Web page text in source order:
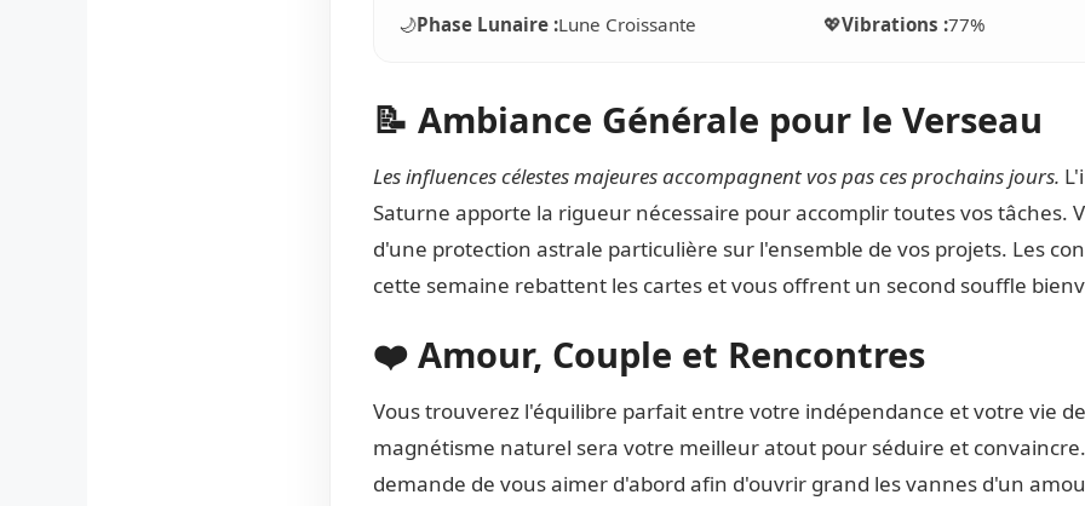
🌙Phase Lunaire :Lune Croissante 💖Vibrations :77%
📝 Ambiance Générale pour le Verseau
Les influences célestes majeures accompagnent vos pas ces prochains jours.
Saturne apporte la rigueur nécessaire pour accomplir toutes vos tâches.
d'une protection astrale particulière sur l'ensemble de vos projets. Les
cette semaine rebattent les cartes et vous offrent un second souffle
❤️ Amour, Couple et Rencontres
Vous trouverez l'équilibre parfait entre votre indépendance et votre vie
magnétisme naturel sera votre meilleur atout pour séduire et
demande de vous aimer d'abord afin d'ouvrir grand les vannes d'un